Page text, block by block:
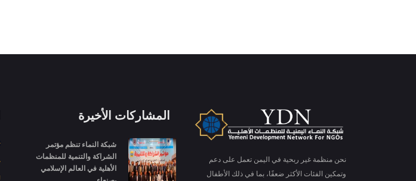
نحن منظمة غير ربحية في اليمن تعمل على دعم
وتمكين الفئات الأكثر ضعفًا، بما في ذلك الأطفال
المشاركات الأخيرة
شبكة النماء تنظم مؤتمر
الشراكة والتنمية للمنظمات
الأهلية في العالم الإسلامي
Is education residence conveying so so. Suppose